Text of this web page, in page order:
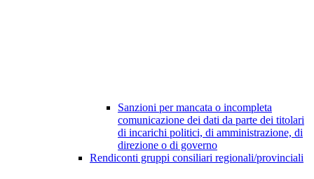
Sanzioni per mancata o incompleta
comunicazione dei dati da parte dei titolari
di incarichi politici, di amministrazione, di
direzione o di governo
Rendiconti gruppi consiliari regionali/provinciali